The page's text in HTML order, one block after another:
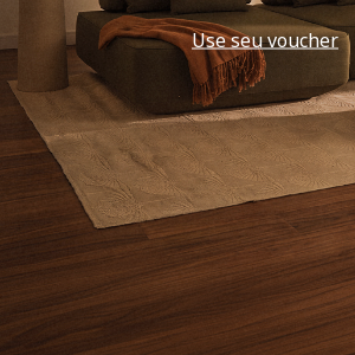
Use seu voucher